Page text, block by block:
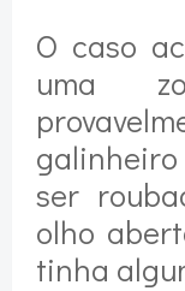
O caso
uma
ser
olho
tinha